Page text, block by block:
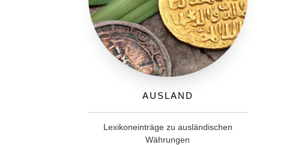
Ausland
Lexikoneinträge zu ausländischen
Währungen